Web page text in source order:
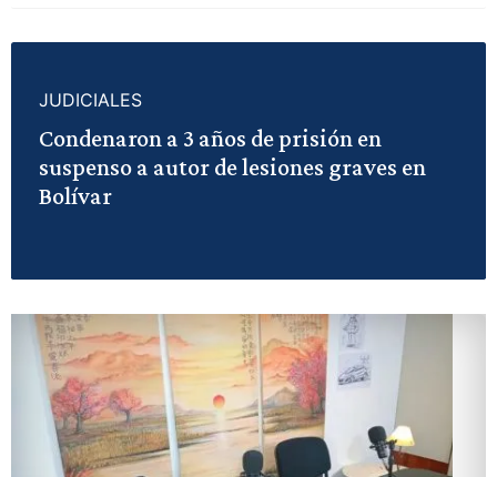
JUDICIALES
Condenaron a 3 años de prisión en
suspenso a autor de lesiones graves en
Bolívar